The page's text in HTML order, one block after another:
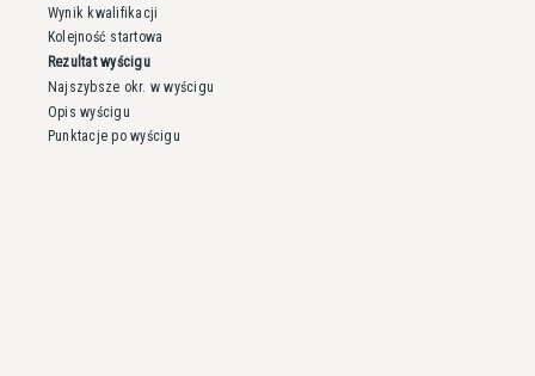
Wynik kwalifikacji
Kolejność startowa
Rezultat wyścigu
Najszybsze okr. w wyścigu
Opis wyścigu
Punktacje po wyścigu